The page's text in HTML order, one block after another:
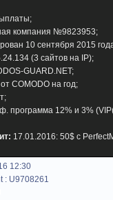
компания №9823953;
10 сентября 2015
(3 сайтов на IP);
GUARD.NET;
COMODO на год;
программа 12% и 3%
17.01.2016: 50$ с
12:30
: U9708261